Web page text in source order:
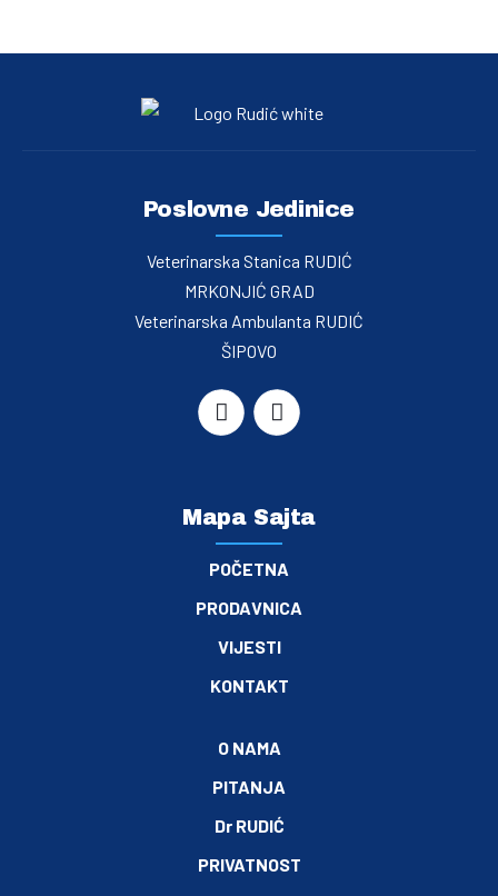
Poslovne Jedinice
Veterinarska Stanica RUDIĆ
MRKONJIĆ GRAD
Veterinarska Ambulanta RUDIĆ
ŠIPOVO
Mapa Sajta
POČETNA
PRODAVNICA
VIJESTI
KONTAKT
O NAMA
PITANJA
Dr RUDIĆ
PRIVATNOST